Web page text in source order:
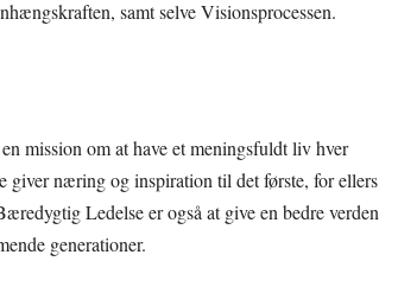
samt selve Visionsprocessen.
mission om at have et meningsfuldt liv hver
giver næring og inspiration til det første, for ellers
Ledelse er også at give en bedre verden
generationer.